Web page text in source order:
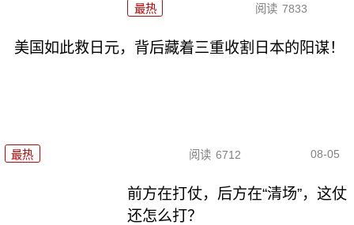
最热 阅读 7833
美国如此救日元，背后藏着三重收割日本的阳谋！
最热 阅读 6712 08-05
前方在打仗，后方在“清场”，这仗
还怎么打？